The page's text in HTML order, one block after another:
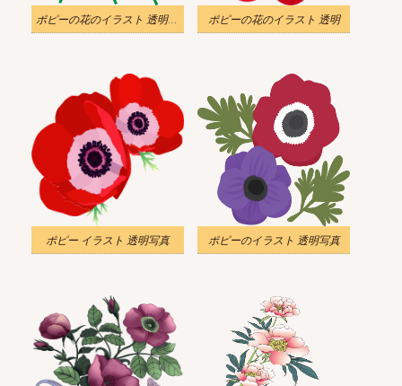
ポピーの花のイラスト 透明な背景 ポピーの花のイラスト 透明
ポピー イラスト 透明写真 ポピーのイラスト 透明写真